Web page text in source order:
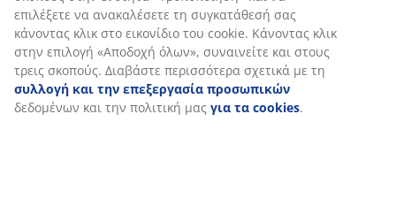
Αποστολή
επιλέξετε να ανακαλέσετε τη συγκατάθεσή σας
κάνοντας κλικ στο εικονίδιο του cookie. Κάνοντας κλικ
στην επιλογή «Αποδοχή όλων», συναινείτε και στους
τρεις σκοπούς. Διαβάστε περισσότερα σχετικά με τη
συλλογή και την επεξεργασία προσωπικών
δεδομένων και την πολιτική μας για τα cookies.